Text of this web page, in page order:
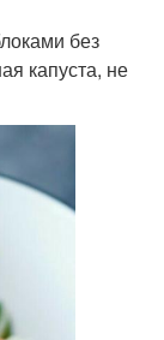
без
капуста, не